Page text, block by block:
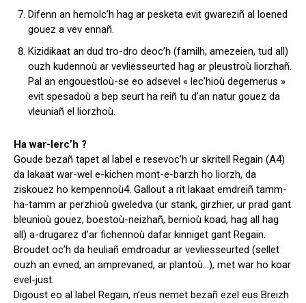
Difenn an hemolc’h hag ar pesketa evit gwareziñ al loened
gouez a vev ennañ.
Kizidikaat an dud tro-dro deoc’h (familh, amezeien, tud all)
ouzh kudennoù ar vevliesseurted hag ar pleustroù liorzhañ.
Pal an engouestloù-se eo adsevel « lec’hioù degemerus »
evit spesadoù a bep seurt ha reiñ tu d’an natur gouez da
vleuniañ el liorzhoù.
Ha war-lerc’h ?
Goude bezañ tapet al label e resevoc’h ur skritell Regain (A4)
da lakaat war-wel e-kichen mont-e-barzh ho liorzh, da
ziskouez ho kempennoù4. Gallout a rit lakaat emdreiñ tamm-
ha-tamm ar perzhioù gweledva (ur stank, girzhier, ur prad gant
bleunioù gouez, boestoù-neizhañ, bernioù koad, hag all hag
all) a-drugarez d’ar fichennoù dafar kinniget gant Regain.
Broudet oc’h da heuliañ emdroadur ar vevliesseurted (sellet
ouzh an evned, an amprevaned, ar plantoù…), met war ho koar
evel-just.
Digoust eo al label Regain, n’eus nemet bezañ ezel eus Breizh